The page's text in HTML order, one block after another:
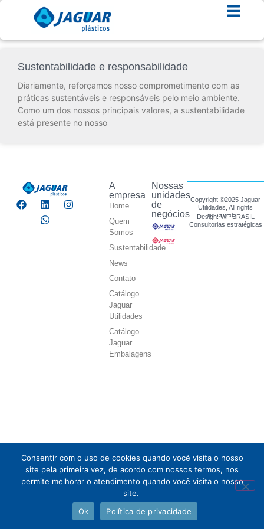
Sustentabilidade e responsabilidade
Diariamente, reforçamos nosso comprometimento com as
práticas sustentáveis e responsáveis pelo meio ambiente.
Como um dos nossos principais valores, a sustentabilidade
está presente no nosso
A
empresa
Home
Quem
Somos
Sustentabilidade
News
Contato
Catálogo
Jaguar
Utilidades
Catálogo
Jaguar
Embalagens
Nossas
unidades
de
negócios
Copyright ©2025 Jaguar
Utilidades, All rights
reserved.
Design: WF BRASIL
Consultorias estratégicas
Consentir com o uso de cookies quando você visita o nosso
site pela primeira vez, de acordo com nossos termos, nos
permite melhorar o atendimento quando você visita o nosso
site.
Ok
Política de privacidade